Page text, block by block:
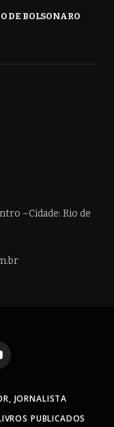
DE BOLSONARO
–Cidade: Rio de
JORNALISTA
PUBLICADOS